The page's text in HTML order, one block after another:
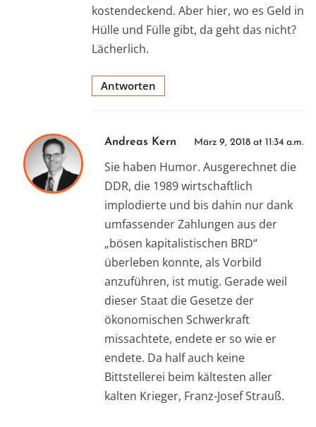
kostendeckend. Aber hier, wo es Geld in
Hülle und Fülle gibt, da geht das nicht?
Lächerlich.
Antworten
Andreas Kern März 9, 2018 at 11:34 a.m.
Sie haben Humor. Ausgerechnet die
DDR, die 1989 wirtschaftlich
implodierte und bis dahin nur dank
umfassender Zahlungen aus der
„bösen kapitalistischen BRD“
überleben konnte, als Vorbild
anzuführen, ist mutig. Gerade weil
dieser Staat die Gesetze der
ökonomischen Schwerkraft
missachtete, endete er so wie er
endete. Da half auch keine
Bittstellerei beim kältesten aller
kalten Krieger, Franz-Josef Strauß.